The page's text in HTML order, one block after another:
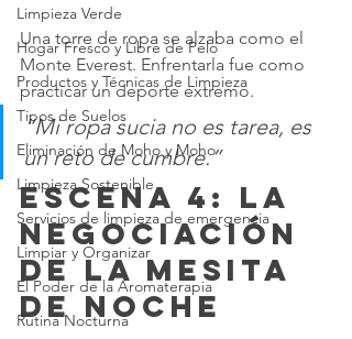
Limpieza Verde
Hogar Fresco y Libre de Pelo
Productos y Técnicas de Limpieza
Tipos de Suelos
Eliminación de Moho y Moho
Limpieza Sostenible
Servicios de limpieza de emergencia
Limpiar y Organizar
El Poder de la Aromaterapia
Rutina Nocturna
Una torre de ropa se alzaba como el
Monte Everest. Enfrentarla fue como
practicar un deporte extremo.
“Mi ropa sucia no es tarea, es
un reto de cumbre.”
Escena 4: La
negociación
de la mesita
de noche